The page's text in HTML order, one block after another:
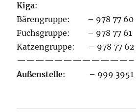
Kiga:
Bärengruppe: – 978 77 60
Fuchsgruppe: – 978 77 61
Katzengruppe: – 978 77 62
————————————–
Außenstelle: – 999 3951